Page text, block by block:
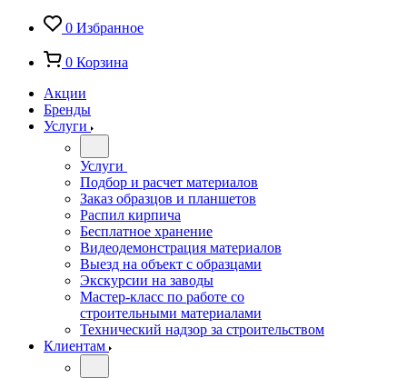
0 Избранное
0 Корзина
Акции
Бренды
Услуги
Услуги
Подбор и расчет материалов
Заказ образцов и планшетов
Распил кирпича
Бесплатное хранение
Видеодемонстрация материалов
Выезд на объект с образцами
Экскурсии на заводы
Мастер-класс по работе со
строительными материалами
Технический надзор за строительством
Клиентам